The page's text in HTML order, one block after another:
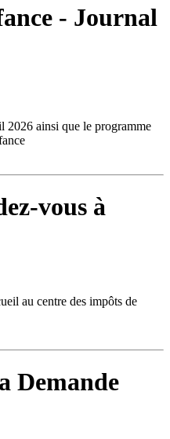
- Journal
ainsi que le programme
vous à
au centre des impôts de
Demande